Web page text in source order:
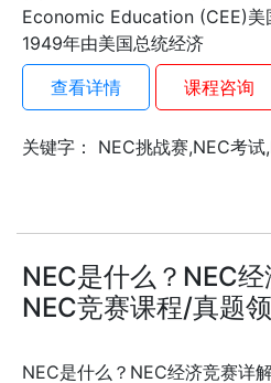
Economic Education (CEE)美
1949年由美国总统经济
查看详情
课程咨询
关键字： NEC挑战赛,NEC考
NEC是什么？NEC经
NEC竞赛课程/真题
NEC是什么？NEC经济竞赛详